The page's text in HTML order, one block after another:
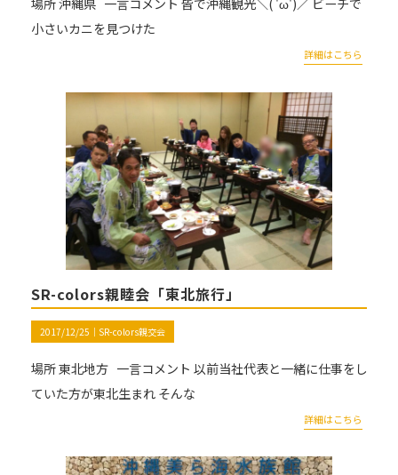
場所 沖縄県 一言コメント 皆で沖縄観光＼( 'ω')／ ビーチで
小さいカニを見つけた
詳細はこちら
SR-colors親睦会「東北旅行」
2017/12/25｜ SR-colors親交会
場所 東北地方 一言コメント 以前当社代表と一緒に仕事をし
ていた方が東北生まれ そんな
詳細はこちら